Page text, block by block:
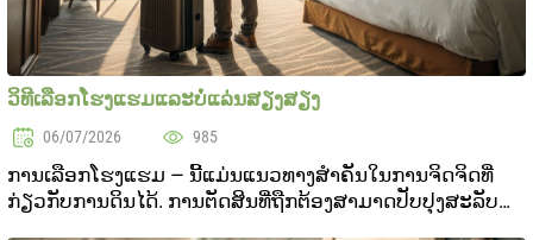
ວິທີເລືອກໂຮງແຮມແລະບໍ່ແລ່ນສຽງສຽງ
06/07/2026 985
ການເລືອກໂຮງແຮມ — ນີ້ແມ່ນແນວທາງສຳຄັນໃນການຈິດຈິດທີ່
ກ່ຽວກັບການດິນໄດ້. ການຕັດສິນທີ່ຖືກຕ້ອງສາມາດປັບປຸງສະລັບ